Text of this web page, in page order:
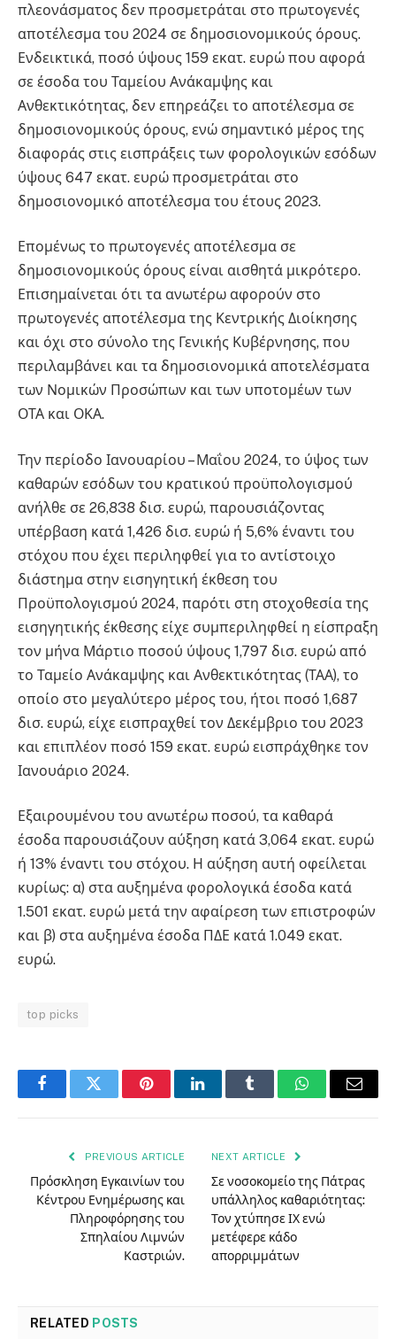
πλεονάσματος δεν προσμετράται στο πρωτογενές
αποτέλεσμα του 2024 σε δημοσιονομικούς όρους.
Ενδεικτικά, ποσό ύψους 159 εκατ. ευρώ που αφορά
σε έσοδα του Ταμείου Ανάκαμψης και
Ανθεκτικότητας, δεν επηρεάζει το αποτέλεσμα σε
δημοσιονομικούς όρους, ενώ σημαντικό μέρος της
διαφοράς στις εισπράξεις των φορολογικών εσόδων
ύψους 647 εκατ. ευρώ προσμετράται στο
δημοσιονομικό αποτέλεσμα του έτους 2023.
Επομένως το πρωτογενές αποτέλεσμα σε
δημοσιονομικούς όρους είναι αισθητά μικρότερο.
Επισημαίνεται ότι τα ανωτέρω αφορούν στο
πρωτογενές αποτέλεσμα της Κεντρικής Διοίκησης
και όχι στο σύνολο της Γενικής Κυβέρνησης, που
περιλαμβάνει και τα δημοσιονομικά αποτελέσματα
των Νομικών Προσώπων και των υποτομέων των
ΟΤΑ και ΟΚΑ.
Την περίοδο Ιανουαρίου – Μαΐου 2024, το ύψος των
καθαρών εσόδων του κρατικού προϋπολογισμού
ανήλθε σε 26,838 δισ. ευρώ, παρουσιάζοντας
υπέρβαση κατά 1,426 δισ. ευρώ ή 5,6% έναντι του
στόχου που έχει περιληφθεί για το αντίστοιχο
διάστημα στην εισηγητική έκθεση του
Προϋπολογισμού 2024, παρότι στη στοχοθεσία της
εισηγητικής έκθεσης είχε συμπεριληφθεί η είσπραξη
τον μήνα Μάρτιο ποσού ύψους 1,797 δισ. ευρώ από
το Ταμείο Ανάκαμψης και Ανθεκτικότητας (ΤΑΑ), το
οποίο στο μεγαλύτερο μέρος του, ήτοι ποσό 1,687
δισ. ευρώ, είχε εισπραχθεί τον Δεκέμβριο του 2023
και επιπλέον ποσό 159 εκατ. ευρώ εισπράχθηκε τον
Ιανουάριο 2024.
Εξαιρουμένου του ανωτέρω ποσού, τα καθαρά
έσοδα παρουσιάζουν αύξηση κατά 3,064 εκατ. ευρώ
ή 13% έναντι του στόχου. Η αύξηση αυτή οφείλεται
κυρίως: α) στα αυξημένα φορολογικά έσοδα κατά
1.501 εκατ. ευρώ μετά την αφαίρεση των επιστροφών
και β) στα αυξημένα έσοδα ΠΔΕ κατά 1.049 εκατ.
ευρώ.
top picks
FacebookTwitter PinterestLinkedInTumblr WhatsAppEmail
PREVIOUS ARTICLE
Πρόσκληση Εγκαινίων του
Κέντρου Ενημέρωσης και
Πληροφόρησης του
Σπηλαίου Λιμνών
Καστριών.
NEXT ARTICLE
Σε νοσοκομείο της Πάτρας
υπάλληλος καθαριότητας:
Τον χτύπησε ΙΧ ενώ
μετέφερε κάδο
απορριμμάτων
RELATED POSTS